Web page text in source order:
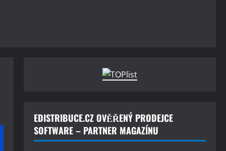
EDISTRIBUCE.CZ OVĚŘENÝ PRODEJCE
SOFTWARE – PARTNER MAGAZÍNU